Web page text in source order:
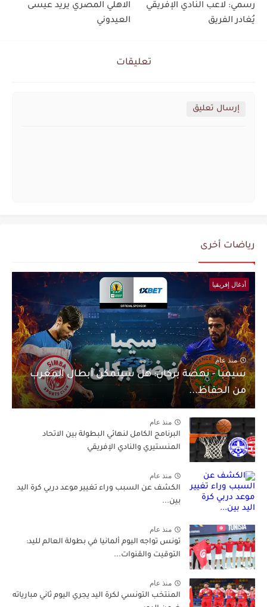
رسمي: لاعب النادي الإفريقي
يُغادر الفريق
الاهلي المصري يريد عيسى
العيدوني
تعليقات
إرسال تعليق
رياضات أخرى
أدغال إفريقيا
منذ عام
سيمبا - نهضة بركان: هل سيتمكن أبطال المغرب
من الحفاظ...
منذ عام
البرنامج الكامل لنهائي البطولة بين الاتحاد
المنستيري والنادي الإفريقي
منذ عام
الكشف عن السبب وراء تغيير موعد دربي كرة اليد
بين...
منذ عام
تونس تواجه اليوم ألمانيا في بطولة العالم لليد:
التوقيت والقنوات...
منذ عام
المنتخب التونسي لكرة اليد يجري اليوم ثاني مبارياته